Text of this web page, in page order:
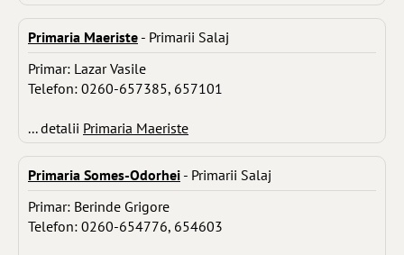
Primaria Maeriste - Primarii Salaj
Primar: Lazar Vasile
Telefon: 0260-657385, 657101
... detalii Primaria Maeriste
Primaria Somes-Odorhei - Primarii Salaj
Primar: Berinde Grigore
Telefon: 0260-654776, 654603